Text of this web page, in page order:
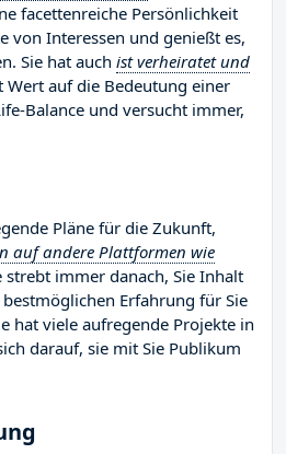
facettenreiche Persönlichkeit
von Interessen und genießt es,
Sie hat auch ist verheiratet und
Wert auf die Bedeutung einer
Balance und versucht immer,
Pläne für die Zukunft,
auf andere Plattformen wie
strebt immer danach, Sie Inhalt
Erfahrung für Sie
hat viele aufregende Projekte in
darauf, sie mit Sie Publikum